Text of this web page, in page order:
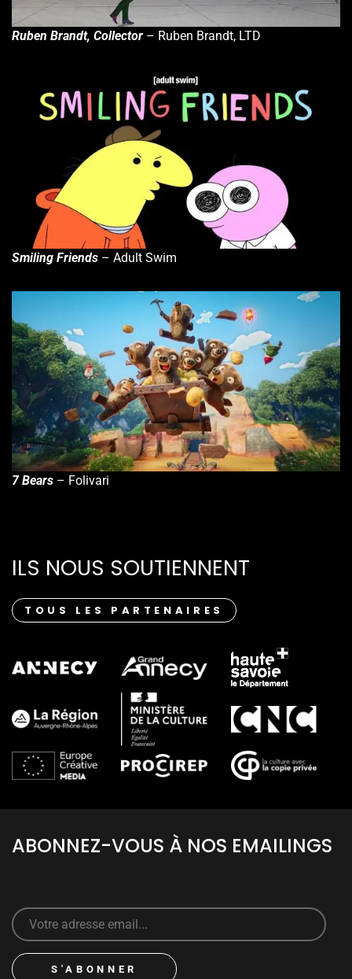
Ruben Brandt, Collector – Ruben Brandt, LTD
Smiling Friends – Adult Swim
7 Bears – Folivari
ILS NOUS SOUTIENNENT
TOUS LES PARTENAIRES
ABONNEZ-VOUS À NOS EMAILINGS